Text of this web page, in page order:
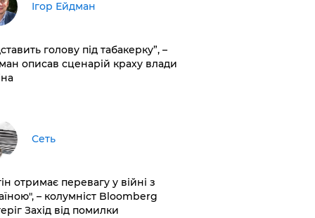
Ігор Ейдман
голову під табакерку”, –
описав сценарій краху влади
Сеть
отримає перевагу у війні з
– колумніст Bloomberg
Захід від помилки